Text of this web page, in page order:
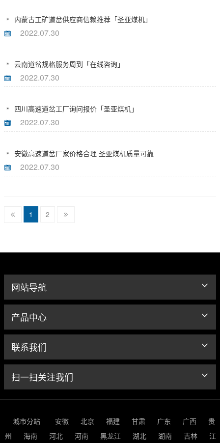
内蒙古工矿道岔供应商信赖推荐「圣亚煤机」
2022.07.30
云南道岔规格服务周到「在线咨询」
2022.07.30
四川高速道岔工厂询问报价「圣亚煤机」
2022.07.30
安徽高速道岔厂家价格合理 圣亚煤机质量可靠
2022.07.30
1 2
网站导航
产品中心
联系我们
扫一扫关注我们
城市分站 安徽 北京 福建 甘肃 广东 广西
贵
州
海南 河北 河南 黑龙江 湖北 湖南 吉林 江